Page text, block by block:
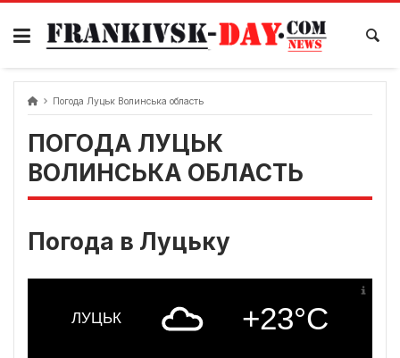
Skip
content
Погода Луцьк Волинська область
ПОГОДА ЛУЦЬК
ВОЛИНСЬКА ОБЛАСТЬ
Погода в Луцьку
ЛУЦЬК +23°C